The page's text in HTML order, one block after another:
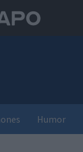
Humor